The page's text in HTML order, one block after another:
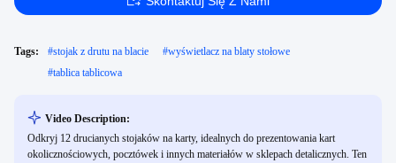
Tags: #stojak z drutu na blacie #wyświetlacz na blaty stołowe
#tablica tablicowa
Video Description:
Odkryj 12 drucianych stojaków na karty, idealnych do prezentowania kart
okolicznościowych, pocztówek i innych materiałów w sklepach detalicznych. Ten